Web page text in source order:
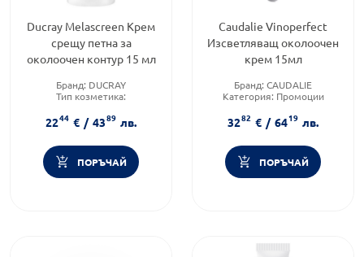
Ducray Melascreen Крем
срещу петна за
околоочен контур 15 мл
Бранд: DUCRAY
Тип козметика:
Форма на продукта:крем
2244 € / 4389 лв.
ПОРЪЧАЙ
Caudalie Vinoperfect
Изсветляващ околоочен
крем 15мл
Бранд: CAUDALIE
Категория: Промоции
VINOPERFECT
3282 € / 6419 лв.
ПОРЪЧАЙ